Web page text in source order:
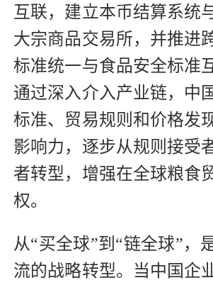
互联，建立本币结算系统
大宗商品交易所，并推进
标准统一与食品安全标准
通过深入介入产业链，中
标准、贸易规则和价格发
影响力，逐步从规则接受
者转型，增强在全球粮食
权。
从“买全球”到“链全球”，
流的战略转型。当中国企